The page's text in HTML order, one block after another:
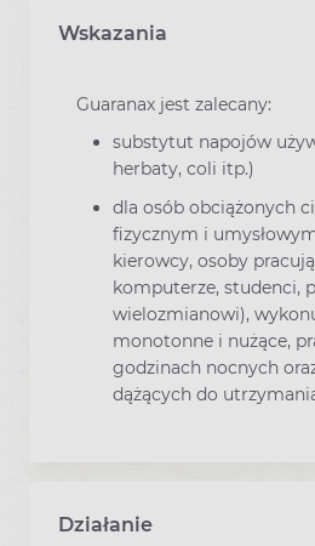
Wskazania
Guaranax jest zalecany:
substytut napojów
herbaty, coli itp.)
dla osób obciążonych
fizycznym i
kierowcy, osoby
komputerze, studenci,
wielozmianowi),
monotonne i nużące,
godzinach nocnych
dążących do
Działanie